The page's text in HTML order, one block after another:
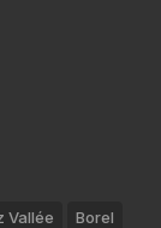
Vallée
Borel